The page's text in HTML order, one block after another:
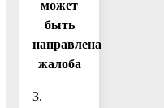
может
быть
направлена
жалоба
3.